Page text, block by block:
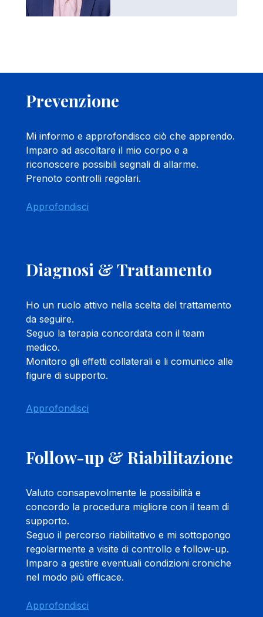
Prevenzione
Mi informo e approfondisco ciò che apprendo.
Imparo ad ascoltare il mio corpo e a
riconoscere possibili segnali di allarme.
Prenoto controlli regolari.
Approfondisci
Diagnosi & Trattamento
Ho un ruolo attivo nella scelta del trattamento
da seguire.
Seguo la terapia concordata con il team
medico.
Monitoro gli effetti collaterali e li comunico alle
figure di supporto.
Approfondisci
Follow-up & Riabilitazione
Valuto consapevolmente le possibilità e
concordo la procedura migliore con il team di
supporto.
Seguo il percorso riabilitativo e mi sottopongo
regolarmente a visite di controllo e follow-up.
Imparo a gestire eventuali condizioni croniche
nel modo più efficace.
Approfondisci